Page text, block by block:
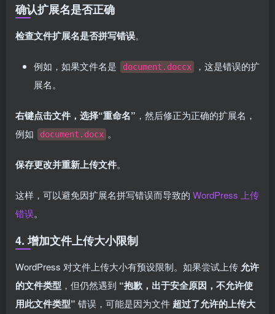
确认扩展名是否正确
检查文件扩展名是否拼写错误。
例如，如果文件名是 document.doccx
，这是错误的扩
展名。
右键点击文件，选择“重命名” ，然后修正为正确的扩展名，
例如
document.docx 。
保存更改并重新上传文件。
这样，可以避免因扩展名拼写错误而导致的 WordPress 上传
错误。
4. 增加文件上传大小限制
WordPress 对文件上传大小有预设限制。如果尝试上传 允许
的文件类型 ，但仍然遇到 “抱歉，出于安全原因，不允许使
用此文件类型” 错误，可能是因为文件 超过了允许的上传大